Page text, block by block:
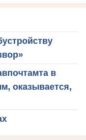
в
оказывается,